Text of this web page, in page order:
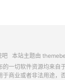
吧本站主题由
一切软件资源均来自
商业或者非法用途，